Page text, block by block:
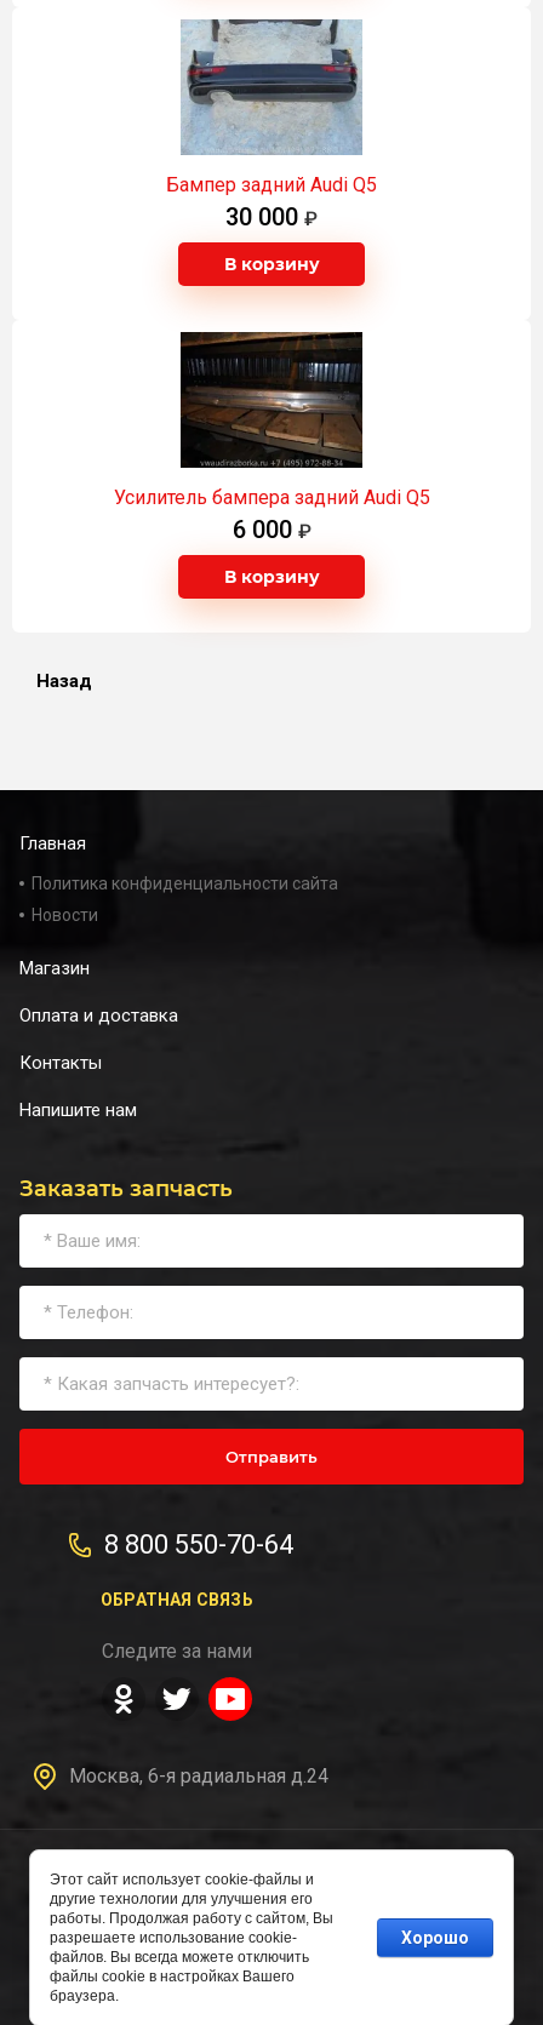
Бампер задний Audi Q5
30 000
В корзину
Усилитель бампера задний Audi Q5
6 000
В корзину
Назад
Заказать запчасть
Отправить
Главная
Политика конфиденциальности сайта
Новости
Магазин
Оплата и доставка
Контакты
Напишите нам
8 800 550-70-64
ОБРАТНАЯ СВЯЗЬ
Следите за нами
Москва, 6-я радиальная д.24
Copyright © 2016 - 2026
Авторазборка
Этот сайт использует cookie-файлы и
другие технологии для улучшения его
работы. Продолжая работу с сайтом, Вы
разрешаете использование cookie-
файлов. Вы всегда можете отключить
файлы cookie в настройках Вашего
браузера.
Хорошо